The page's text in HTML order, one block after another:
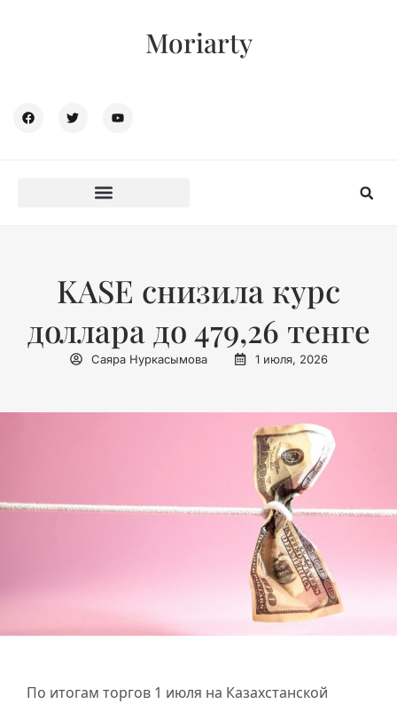
Moriarty
KASE снизила курс
доллара до 479,26 тенге
Саяра Нуркасымова 1 июля, 2026
По итогам торгов 1 июля на Казахстанской